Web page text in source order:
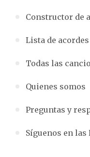
Constructor de
Lista de acordes
Todas las
Quienes somos
Preguntas y
Síguenos en las